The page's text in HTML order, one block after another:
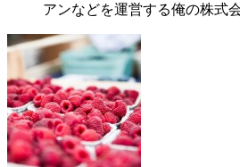
アンなどを運営する俺の株式